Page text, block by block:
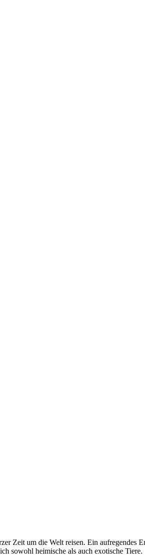
Zeit um die Welt reisen. Ein aufregendes
sowohl heimische als auch exotische Tiere.